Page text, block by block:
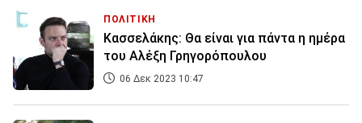
ΠΟΛΙΤΙΚΗ
Κασσελάκης: Θα είναι για πάντα η ημέρα
του Αλέξη Γρηγορόπουλου
06 Δεκ 2023 10:47